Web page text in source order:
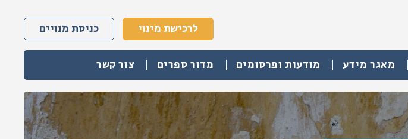
לרכישת מינוי כניסת מנויים
מאגר מידע מודעות ופרסומים מדור ספרים
צור קשר